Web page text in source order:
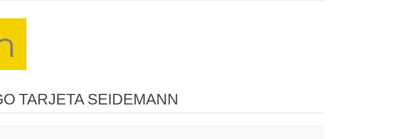
TARJETA SEIDEMANN